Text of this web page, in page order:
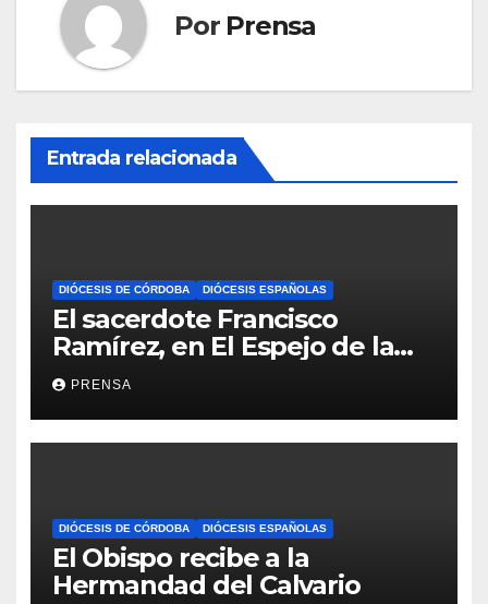
Por Prensa
Entrada relacionada
DIÓCESIS DE CÓRDOBA DIÓCESIS ESPAÑOLAS
El sacerdote Francisco
Ramírez, en El Espejo de la
Iglesia
PRENSA
DIÓCESIS DE CÓRDOBA DIÓCESIS ESPAÑOLAS
El Obispo recibe a la
Hermandad del Calvario